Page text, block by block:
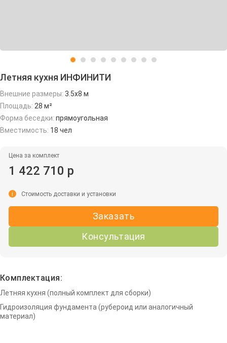
Летняя кухня ИНФИНИТИ
Внешние размеры: 3.5х8 м
Площадь: 28 м²
Форма беседки: прямоугольная
Вместимость: 18 чел
Цена за комплект
1 422 710 р
Заказать
Консультация
i Стоимость доставки и установки
Комплектация:
Летняя кухня (полный комплект для сборки)
Гидроизоляция фундамента (рубероид или аналогичный
материал)